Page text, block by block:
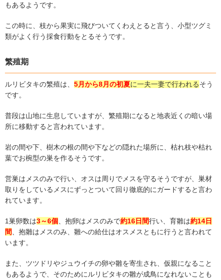
もあるようです。
この時に、枝から果実に飛びついてくわえとると言う、小型ツグミ
類がよく行う採食行動をとるそうです。
繁殖期
ルリビタキの繁殖は、 5月から8月の初夏に一夫一妻で行われるそう
です。
普段は山地に生息していますが、繁殖期になると地表近くの暗い場
所に移動すると言われています。
岩の間や下、樹木の根の間や下などの隠れた場所に、枯れ枝や枯れ
葉でお椀型の巣を作るそうです。
営巣はメスのみで行い、オスは周りでメスを守るそうですが、巣材
取りをしているメスにずっとついて回り徹底的にガードすると言わ
れています。
1巣卵数は3～6個 、抱卵はメスのみで約16日間行い、育雛は約14日
間
、抱雛はメスのみ、雛への給仕はオスメスともに行うと言われて
います。
また、ツツドリやジュウイチの卵や雛を寄生され、仮親になること
もあるようで、そのためにルリビタキの雛が成鳥になれないことも